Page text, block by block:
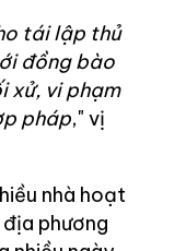
tái lập thủ
đồng bào
xử, vi phạm
pháp," vị
nhà hoạt
phương